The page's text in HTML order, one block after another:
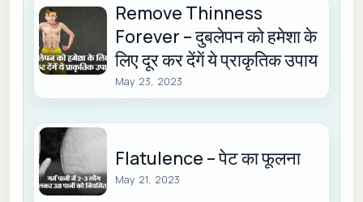
Remove Thinness
Forever – दुबलेपन को हमेशा के
लिए दूर कर देंगें ये प्राकृतिक उपाय
May 23, 2023
Flatulence – पेट का फूलना
May 21, 2023